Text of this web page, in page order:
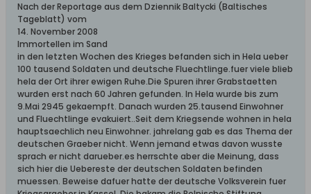
Nach der Reportage aus dem Dziennik Baltycki (Baltisches
Tageblatt) vom
14. November 2008
Immortellen im Sand
in den letzten Wochen des Krieges befanden sich in Hela ueber
100 tausend Soldaten und deutsche Fluechtlinge.fuer viele blieb
hela der Ort ihrer ewigen Ruhe.Die Spuren ihrer Grabstaetten
wurden erst nach 60 Jahren gefunden. In Hela wurde bis zum
9.Mai 2945 gekaempft. Danach wurden 25.tausend Einwohner
und Fluechtlinge evakuiert..Seit dem Kriegsende wohnen in hela
hauptsaechlich neu Einwohner. jahrelang gab es das Thema der
deutschen Graeber nicht. Wenn jemand etwas davon wusste
sprach er nicht darueber.es herrschte aber die Meinung, dass
sich hier die Uebereste der deutschen Soldaten befinden
muessen. Beweise dafuer hatte der deutsche Volksverein fuer